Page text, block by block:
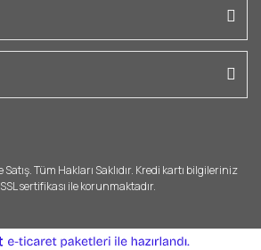
Tüm Hakları Saklıdır. Kredi kartı bilgileriniz
sertifikası ile korunmaktadır.
ideasoft e-